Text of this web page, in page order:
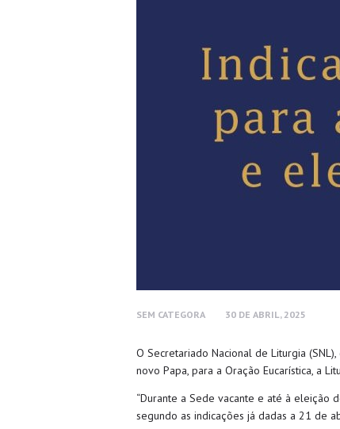
SEM CATEGORA 30 DE ABRIL, 2025
O Secretariado Nacional de Liturgia
novo Papa, para a Oração Eucarística, a
“Durante a Sede vacante e até à eleição
segundo as indicações já dadas a 21 de